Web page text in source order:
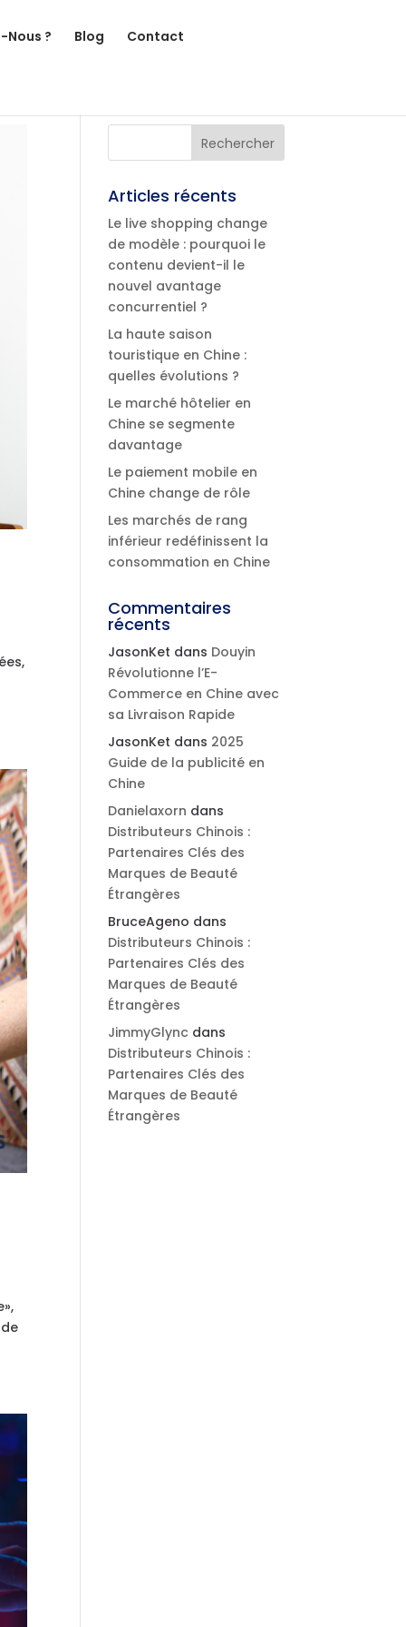
Nous ? Blog Contact
Articles récents
Le live shopping change
de modèle : pourquoi le
contenu devient-il le
nouvel avantage
concurrentiel ?
La haute saison
touristique en Chine :
quelles évolutions ?
Le marché hôtelier en
Chine se segmente
davantage
Le paiement mobile en
Chine change de rôle
Les marchés de rang
inférieur redéfinissent la
consommation en Chine
Commentaires
récents
JasonKet dans Douyin
Révolutionne l’E-
Commerce en Chine avec
sa Livraison Rapide
JasonKet dans 2025
Guide de la publicité en
Chine
Danielaxorn dans
Distributeurs Chinois :
Partenaires Clés des
Marques de Beauté
Étrangères
BruceAgeno dans
Distributeurs Chinois :
Partenaires Clés des
Marques de Beauté
Étrangères
JimmyGlync dans
Distributeurs Chinois :
Partenaires Clés des
Marques de Beauté
Étrangères